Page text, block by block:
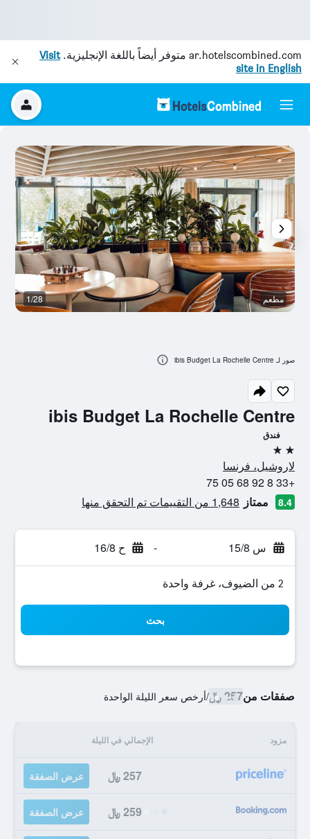
ar.hotelscombined.com متوفر أيضاً باللغة الإنجليزية.Visit
site in English
ibis Budget La Rochelle Centre
فندق
2 نجمتين
لاروشيل، فرنسا
+33 8 92 68 05 75
8.4 ممتاز 1,648 من التقييمات تم التحقق منها
س 15/8 - ح 16/8
2 من الضيوف، غرفة واحدة
بحث
صفقات من257 ﷼ /أرخص سعر الليلة الواحدة
مزود الإجمالي في الليلة
257 ﷼ عرض الصفقة
259 ﷼ عرض الصفقة
مطعم 1/28
صور لـ ibis Budget La Rochelle Centre